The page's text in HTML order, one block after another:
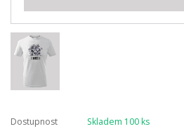
Dostupnost
Skladem 100 ks